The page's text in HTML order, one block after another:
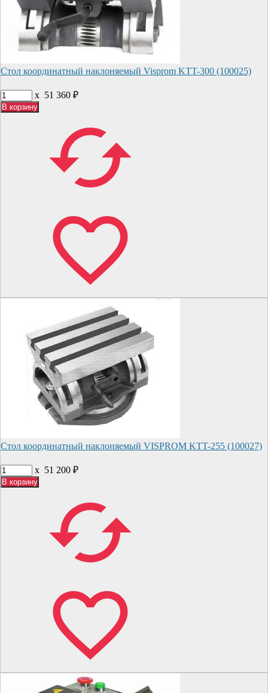
Стол координатный наклоняемый Visprom KTT-300 (100025)
x 51 360 ₽
Стол координатный наклоняемый VISPROM KTT-255 (100027)
x 51 200 ₽